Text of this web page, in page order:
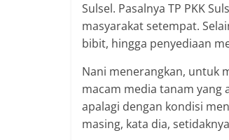
Sulsel. Pasalnya TP PKK
masyarakat setempat.
bibit, hingga penyediaan
Nani menerangkan, untuk
macam media tanam yang
apalagi dengan kondisi
masing, kata dia,